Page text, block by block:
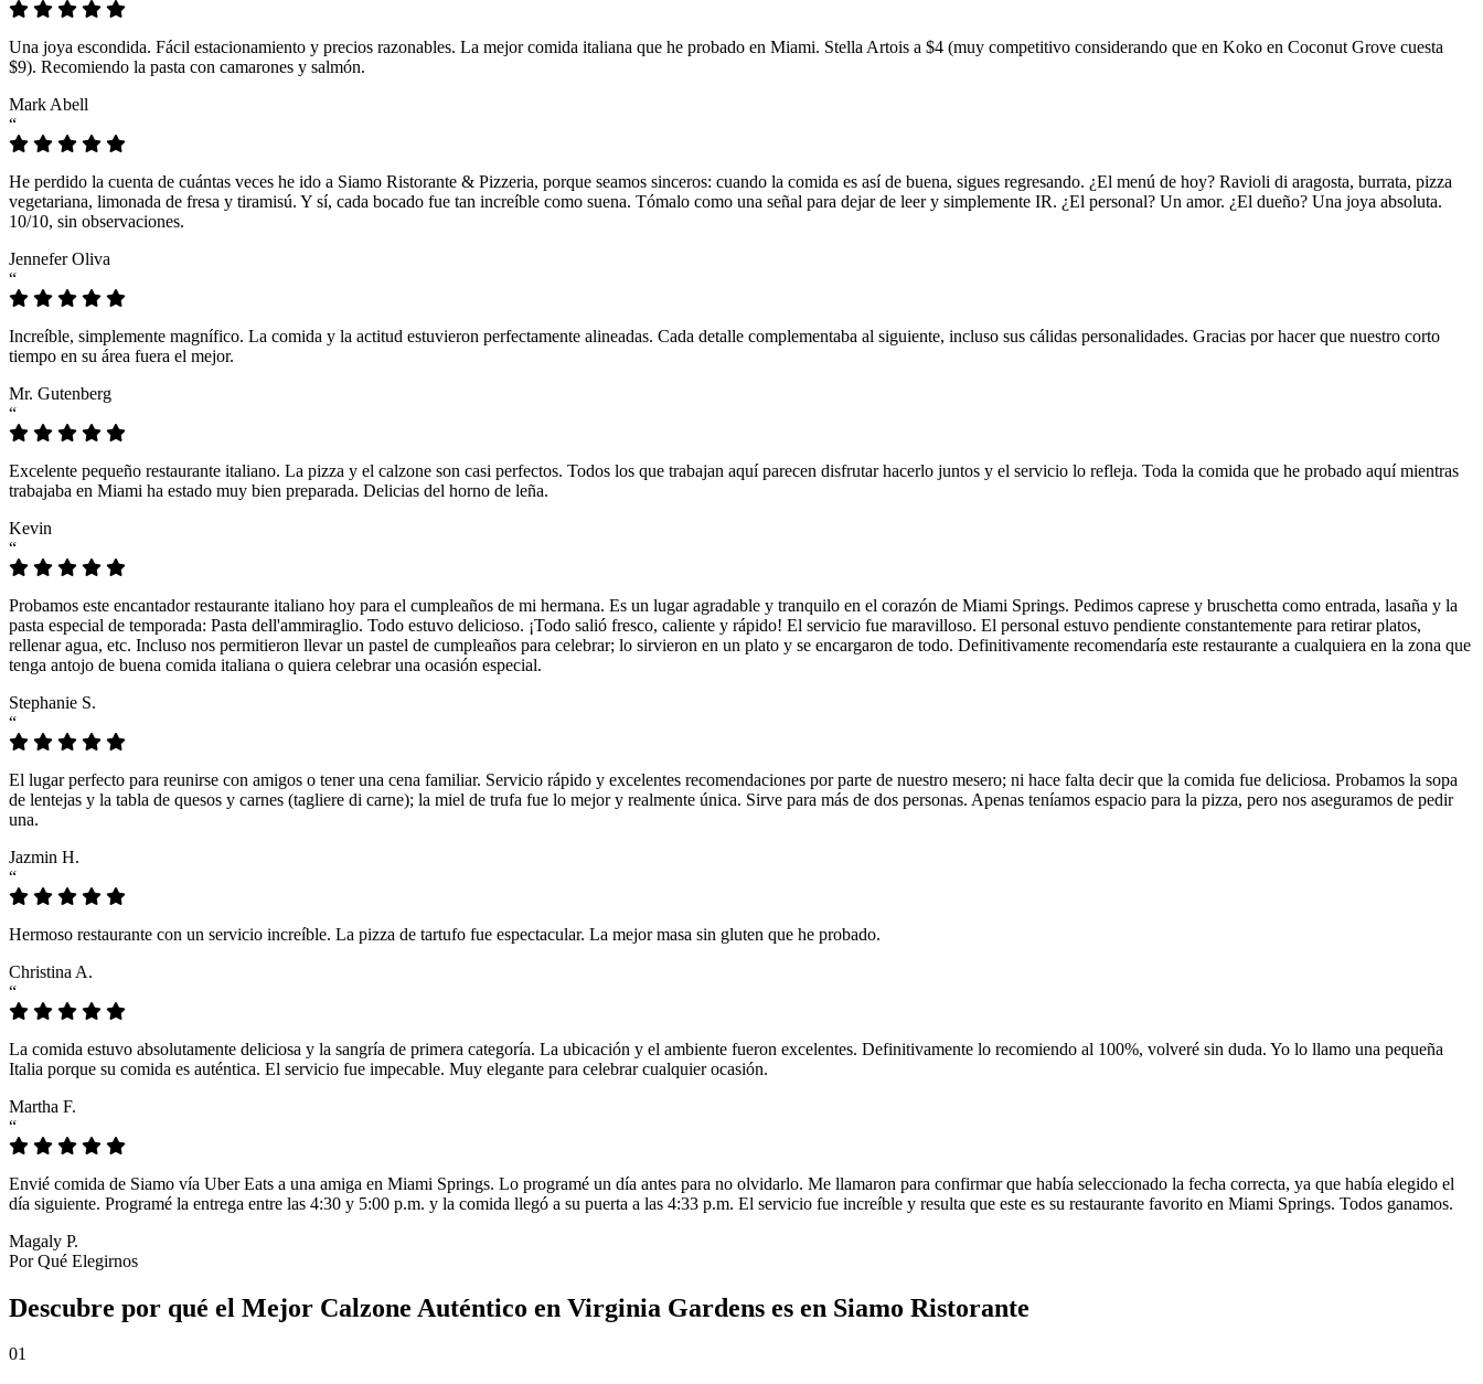
Una joya escondida. Fácil estacionamiento y precios razonables. La mejor comida italiana que he probado en Miami. Stella Artois a $4 (muy competitivo considerando que en Koko en Coconut Grove cuesta
$9). Recomiendo la pasta con camarones y salmón.
Mark Abell
“
He perdido la cuenta de cuántas veces he ido a Siamo Ristorante & Pizzeria, porque seamos sinceros: cuando la comida es así de buena, sigues regresando. ¿El menú de hoy? Ravioli di aragosta, burrata, pizza
vegetariana, limonada de fresa y tiramisú. Y sí, cada bocado fue tan increíble como suena. Tómalo como una señal para dejar de leer y simplemente IR. ¿El personal? Un amor. ¿El dueño? Una joya absoluta.
10/10, sin observaciones.
Jennefer Oliva
“
Increíble, simplemente magnífico. La comida y la actitud estuvieron perfectamente alineadas. Cada detalle complementaba al siguiente, incluso sus cálidas personalidades. Gracias por hacer que nuestro corto
tiempo en su área fuera el mejor.
Mr. Gutenberg
“
Excelente pequeño restaurante italiano. La pizza y el calzone son casi perfectos. Todos los que trabajan aquí parecen disfrutar hacerlo juntos y el servicio lo refleja. Toda la comida que he probado aquí mientras
trabajaba en Miami ha estado muy bien preparada. Delicias del horno de leña.
Kevin
“
Probamos este encantador restaurante italiano hoy para el cumpleaños de mi hermana. Es un lugar agradable y tranquilo en el corazón de Miami Springs. Pedimos caprese y bruschetta como entrada, lasaña y la
pasta especial de temporada: Pasta dell'ammiraglio. Todo estuvo delicioso. ¡Todo salió fresco, caliente y rápido! El servicio fue maravilloso. El personal estuvo pendiente constantemente para retirar platos,
rellenar agua, etc. Incluso nos permitieron llevar un pastel de cumpleaños para celebrar; lo sirvieron en un plato y se encargaron de todo. Definitivamente recomendaría este restaurante a cualquiera en la zona que
tenga antojo de buena comida italiana o quiera celebrar una ocasión especial.
Stephanie S.
“
El lugar perfecto para reunirse con amigos o tener una cena familiar. Servicio rápido y excelentes recomendaciones por parte de nuestro mesero; ni hace falta decir que la comida fue deliciosa. Probamos la sopa
de lentejas y la tabla de quesos y carnes (tagliere di carne); la miel de trufa fue lo mejor y realmente única. Sirve para más de dos personas. Apenas teníamos espacio para la pizza, pero nos aseguramos de pedir
una.
Jazmin H.
“
Hermoso restaurante con un servicio increíble. La pizza de tartufo fue espectacular. La mejor masa sin gluten que he probado.
Christina A.
“
La comida estuvo absolutamente deliciosa y la sangría de primera categoría. La ubicación y el ambiente fueron excelentes. Definitivamente lo recomiendo al 100%, volveré sin duda. Yo lo llamo una pequeña
Italia porque su comida es auténtica. El servicio fue impecable. Muy elegante para celebrar cualquier ocasión.
Martha F.
“
Envié comida de Siamo vía Uber Eats a una amiga en Miami Springs. Lo programé un día antes para no olvidarlo. Me llamaron para confirmar que había seleccionado la fecha correcta, ya que había elegido el
día siguiente. Programé la entrega entre las 4:30 y 5:00 p.m. y la comida llegó a su puerta a las 4:33 p.m. El servicio fue increíble y resulta que este es su restaurante favorito en Miami Springs. Todos ganamos.
Magaly P.
Por Qué Elegirnos
Descubre por qué el Mejor Calzone Auténtico en Virginia Gardens es en Siamo Ristorante
01